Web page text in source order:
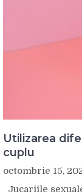
Utilizarea
cuplu
octombrie 15,
Jucariile